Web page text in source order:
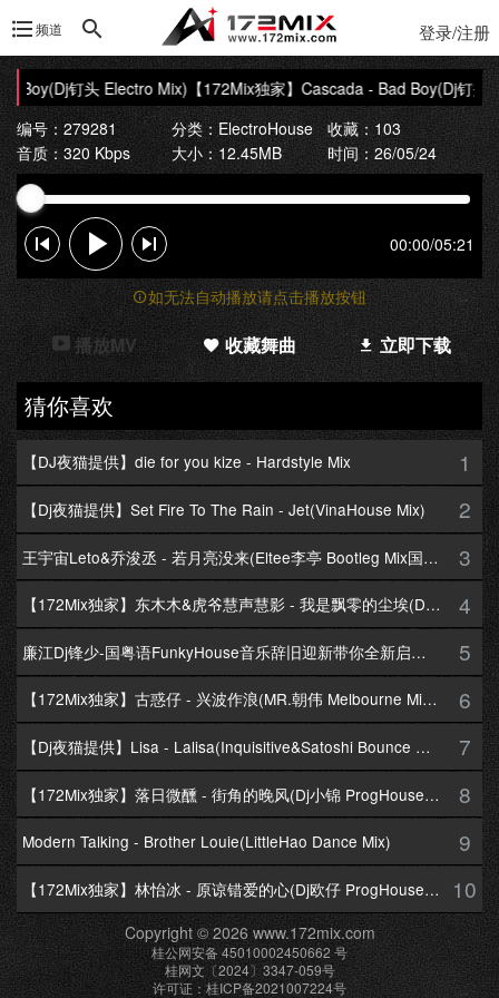
频道 登录/注册
Boy(Dj钉头 Electro Mix)【172Mix独家】Cascada - Bad Boy(Dj钉头
编号：279281
分类：ElectroHouse
收藏：103
音质：320 Kbps
大小：12.45MB 时间：26/05/24
00:00/05:21
如无法自动播放请点击播放按钮
播放MV 收藏舞曲 立即下载
猜你喜欢
【DJ夜猫提供】die for you kize - Hardstyle Mix 1
【Dj夜猫提供】Set Fire To The Rain - Jet(VinaHouse Mix) 2
王宇宙Leto&乔浚丞 - 若月亮没来(Eltee李亭 Bootleg Mix国语合唱) 3
【172Mix独家】东木木&虎爷慧声慧影 - 我是飘零的尘埃(Dj十三 Melbourne Mix国语男) 4
廉江Dj锋少-国粤语FunkyHouse音乐辞旧迎新带你全新启航跨年专辑172Mix串烧 5
【172Mix独家】古惑仔 - 兴波作浪(MR.朝伟 Melbourne Mix粤语男) 6
【Dj夜猫提供】Lisa - Lalisa(Inquisitive&Satoshi Bounce Mix) 7
【172Mix独家】落日微醺 - 街角的晚风(Dj小锦 ProgHouse Mix粤语女) 8
Modern Talking - Brother Louie(LittleHao Dance Mix) 9
【172Mix独家】林怡冰 - 原谅错爱的心(Dj欧仔 ProgHouse Mix粤语女) 10
Copyright © 2026 www.172mix.com
桂公网安备 45010002450662 号
桂网文〔2024〕3347-059号
许可证：桂ICP备2021007224号